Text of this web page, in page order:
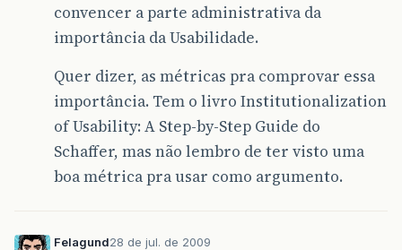
convencer a parte administrativa da
importância da Usabilidade.
Quer dizer, as métricas pra comprovar essa
importância. Tem o livro Institutionalization
of Usability: A Step-by-Step Guide do
Schaffer, mas não lembro de ter visto uma
boa métrica pra usar como argumento.
Felagund28 de jul. de 2009